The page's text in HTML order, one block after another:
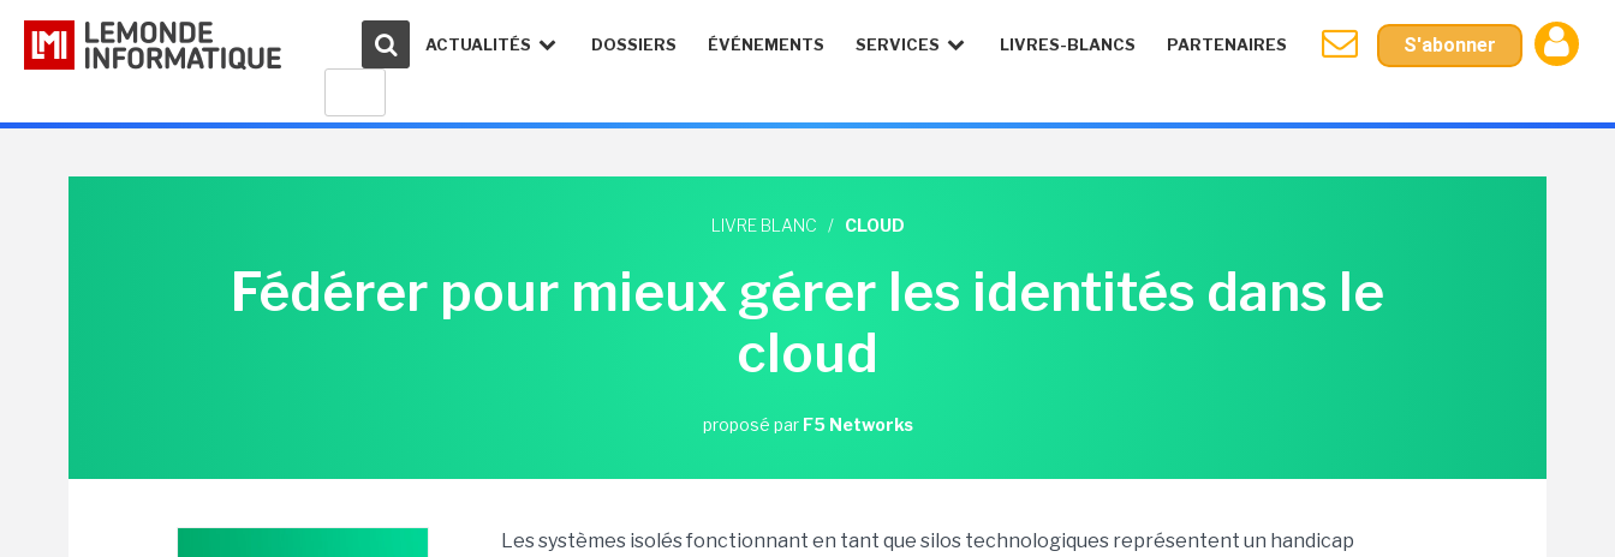
ACTUALITÉS DOSSIERS ÉVÉNEMENTS SERVICES LIVRES-BLANCS PARTENAIRES S'abonner
LIVRE BLANC / CLOUD
Fédérer pour mieux gérer les identités dans le
cloud
proposé par F5 Networks
Les systèmes isolés fonctionnant en tant que silos technologiques représentent un handicap